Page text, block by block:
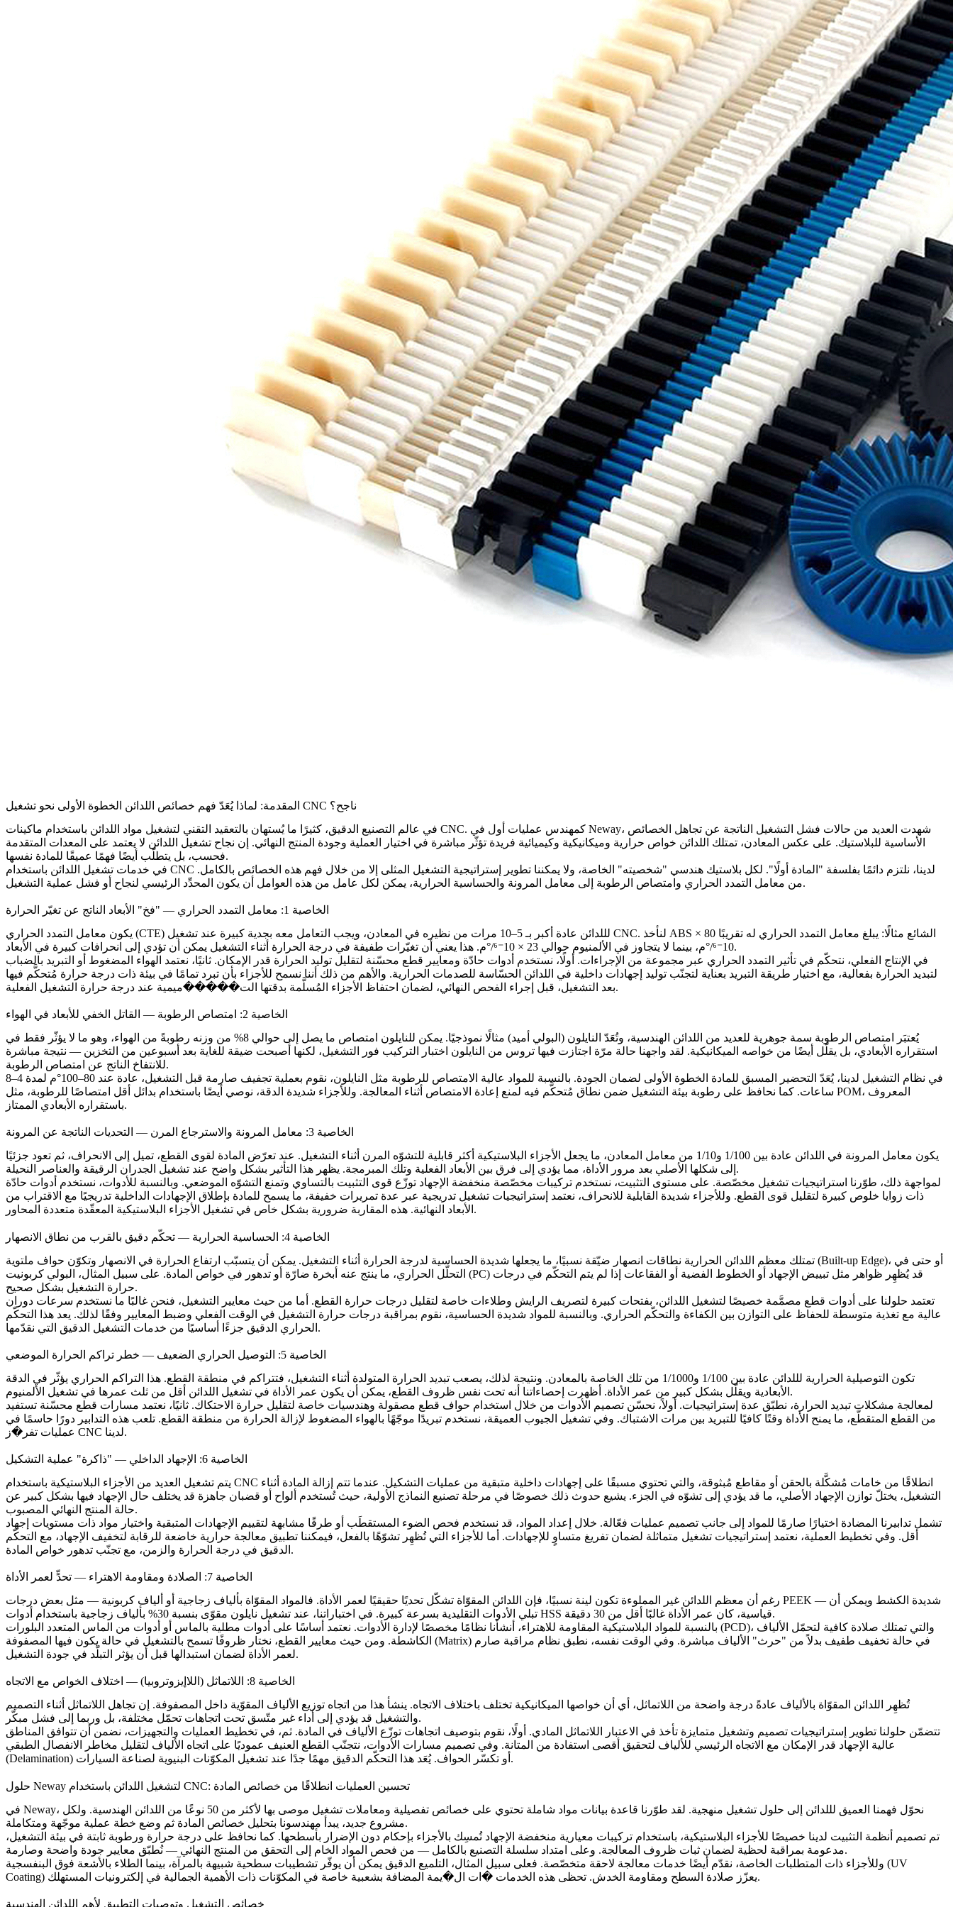
المقدمة: لماذا يُعَدّ فهم خصائص اللدائن الخطوة الأولى نحو تشغيل CNC ناجح؟
في عالم التصنيع الدقيق، كثيرًا ما يُستهان بالتعقيد التقني لتشغيل مواد اللدائن باستخدام ماكينات CNC. كمهندس عمليات أول في Neway، شهدت العديد من حالات فشل التشغيل الناتجة عن تجاهل الخصائص
الأساسية للبلاستيك. على عكس المعادن، تمتلك اللدائن خواص حرارية وميكانيكية وكيميائية فريدة تؤثّر مباشرة في اختيار العملية وجودة المنتج النهائي. إن نجاح تشغيل اللدائن لا يعتمد على المعدات المتقدمة
فحسب، بل يتطلّب أيضًا فهمًا عميقًا للمادة نفسها.
في خدمات تشغيل اللدائن باستخدام CNC
من معامل التمدد الحراري وامتصاص الرطوبة إلى معامل المرونة والحساسية الحرارية، يمكن لكل عامل من هذه العوامل أن يكون المحدِّد الرئيسي لنجاح أو فشل عملية التشغيل.
الخاصية 1: معامل التمدد الحراري — "فخ" الأبعاد الناتج عن تغيّر الحرارة
يكون معامل التمدد الحراري (CTE) لللدائن عادة أكبر بـ 5–10 مرات من نظيره في المعادن، ويجب التعامل معه بجدية كبيرة عند تشغيل CNC. لنأخذ ABS الشائع مثالًا: يبلغ معامل التمدد الحراري له تقريبًا 80 ×
10⁻⁶/°م، بينما لا يتجاوز في الألمنيوم حوالي 23 × 10⁻⁶/°م. هذا يعني أن تغيّرات طفيفة في درجة الحرارة أثناء التشغيل يمكن أن تؤدي إلى انحرافات كبيرة في الأبعاد.
في الإنتاج الفعلي، نتحكّم في تأثير التمدد الحراري عبر مجموعة من الإجراءات. أولًا، نستخدم أدوات حادّة ومعايير قطع محسّنة لتقليل توليد الحرارة قدر الإمكان. ثانيًا، نعتمد الهواء المضغوط أو التبريد بالضباب
لتبديد الحرارة بفعالية، مع اختيار طريقة التبريد بعناية لتجنّب توليد إجهادات داخلية في اللدائن الحسّاسة للصدمات الحرارية. والأهم من ذلك أننا نسمح للأجزاء بأن تبرد تمامًا في بيئة ذات درجة حرارة مُتحكَّم فيها
بعد التشغيل، قبل إجراء الفحص النهائي، لضمان احتفاظ الأجزاء المُسلَّمة بدقتها الت�����ميمية عند درجة حرارة التشغيل الفعلية.
الخاصية 2: امتصاص الرطوبة — القاتل الخفي للأبعاد في الهواء
يُعتبَر امتصاص الرطوبة سمة جوهرية للعديد من اللدائن الهندسية، وتُعَدّ النايلون (البولي أميد) مثالًا نموذجيًا. يمكن للنايلون امتصاص ما يصل إلى حوالي 8% من وزنه رطوبةً من الهواء، وهو ما لا يؤثّر فقط في
استقراره الأبعادي، بل يقلّل أيضًا من خواصه الميكانيكية. لقد واجهنا حالة مرّة اجتازت فيها تروس من النايلون اختبار التركيب فور التشغيل، لكنها أصبحت ضيقة للغاية بعد أسبوعين من التخزين — نتيجة مباشرة
للانتفاخ الناتج عن امتصاص الرطوبة.
في نظام التشغيل لدينا، يُعَدّ التحضير المسبق للمادة الخطوة الأولى لضمان الجودة. بالنسبة للمواد عالية الامتصاص للرطوبة مثل النايلون
، نقوم بعملية تجفيف صارمة قبل التشغيل، عادة عند 80–100°م لمدة 4–8
POM، المعروف
باستقراره الأبعادي الممتاز.
الخاصية 3: معامل المرونة والاسترجاع المرن — التحديات الناتجة عن المرونة
يكون معامل المرونة في اللدائن عادة بين 1/100 و1/10 من معامل المعادن، ما يجعل الأجزاء البلاستيكية أكثر قابلية للتشوّه المرن أثناء التشغيل. عند تعرّض المادة لقوى القطع، تميل إلى الانحراف، ثم تعود جزئيًا
إلى شكلها الأصلي بعد مرور الأداة، مما يؤدي إلى فرق بين الأبعاد الفعلية وتلك المبرمجة. يظهر هذا التأثير بشكل واضح عند تشغيل الجدران الرقيقة والعناصر النحيلة.
لمواجهة ذلك، طوّرنا استراتيجيات تشغيل مخصّصة. على مستوى التثبيت، نستخدم تركيبات مخصّصة منخفضة الإجهاد توزّع قوى التثبيت بالتساوي وتمنع التشوّه الموضعي. وبالنسبة للأدوات، نستخدم أدوات حادّة
ذات زوايا خلوص كبيرة لتقليل قوى القطع. وللأجزاء شديدة القابلية للانحراف، نعتمد إستراتيجيات تشغيل تدريجية عبر عدة تمريرات خفيفة، ما يسمح للمادة بإطلاق الإجهادات الداخلية تدريجيًا مع الاقتراب من
الأبعاد النهائية. هذه المقاربة ضرورية بشكل خاص في تشغيل الأجزاء البلاستيكية المعقّدة متعددة المحاور .
الخاصية 4: الحساسية الحرارية — تحكّم دقيق بالقرب من نطاق الانصهار
تمتلك معظم اللدائن الحرارية نطاقات انصهار ضيّقة نسبيًا، ما يجعلها شديدة الحساسية لدرجة الحرارة أثناء التشغيل. يمكن أن يتسبّب ارتفاع الحرارة في الانصهار وتكوّن حواف ملتوية (Built-up Edge)، أو حتى في
التحلّل الحراري، ما ينتج عنه أبخرة ضارّة أو تدهور في خواص المادة. على سبيل المثال، البولي كربونيت (PC)
حرارة التشغيل بشكل صحيح.
تعتمد حلولنا على أدوات قطع مصمَّمة خصيصًا لتشغيل اللدائن، بفتحات كبيرة لتصريف الرايش وطلاءات خاصة لتقليل درجات حرارة القطع. أما من حيث معايير التشغيل، فنحن غالبًا ما نستخدم سرعات دوران
عالية مع تغذية متوسطة للحفاظ على التوازن بين الكفاءة والتحكّم الحراري. وبالنسبة للمواد شديدة الحساسية، نقوم بمراقبة درجات حرارة التشغيل في الوقت الفعلي وضبط المعايير وفقًا لذلك. يعد هذا التحكّم
الحراري الدقيق جزءًا أساسيًا من خدمات التشغيل الدقيق التي نقدّمها.
الخاصية 5: التوصيل الحراري الضعيف — خطر تراكم الحرارة الموضعي
تكون التوصيلية الحرارية لللدائن عادة بين 1/100 و1/1000 من تلك الخاصة بالمعادن. ونتيجة لذلك، يصعب تبديد الحرارة المتولدة أثناء التشغيل، فتتراكم في منطقة القطع. هذا التراكم الحراري يؤثّر في الدقة
الأبعادية ويقلّل بشكل كبير من عمر الأداة. أظهرت إحصاءاتنا أنه تحت نفس ظروف القطع، يمكن أن يكون عمر الأداة في تشغيل اللدائن أقل من ثلث عمرها في تشغيل الألمنيوم.
لمعالجة مشكلات تبديد الحرارة، نطبّق عدة إستراتيجيات. أولاً، نحسّن تصميم الأدوات من خلال استخدام حواف قطع مصقولة وهندسيات خاصة لتقليل حرارة الاحتكاك. ثانيًا، نعتمد مسارات قطع محسّنة تستفيد
من القطع المتقطّع، ما يمنح الأداة وقتًا كافيًا للتبريد بين مرات الاشتباك. وفي تشغيل الجيوب العميقة، نستخدم تبريدًا موجّهًا بالهواء المضغوط لإزالة الحرارة من منطقة القطع. تلعب هذه التدابير دورًا حاسمًا في
عمليات تفر�ز CNC لدينا.
الخاصية 6: الإجهاد الداخلي — "ذاكرة" عملية التشكيل
يتم تشغيل العديد من الأجزاء البلاستيكية باستخدام CNC انطلاقًا من خامات مُشكَّلة بالحقن أو مقاطع مُبثوقة، والتي تحتوي مسبقًا على إجهادات داخلية متبقية من عمليات التشكيل. عندما تتم إزالة المادة أثناء
التشغيل، يختلّ توازن الإجهاد الأصلي، ما قد يؤدي إلى تشوّه في الجزء. يشيع حدوث ذلك خصوصًا في مرحلة تصنيع النماذج الأولية، حيث تُستخدم ألواح أو قضبان جاهزة قد يختلف حال الإجهاد فيها بشكل كبير عن
حالة المنتج النهائي المصبوب.
تشمل تدابيرنا المضادة اختيارًا صارمًا للمواد إلى جانب تصميم عمليات فعّالة. خلال إعداد المواد، قد نستخدم فحص الضوء المستقطَب أو طرقًا مشابهة لتقييم الإجهادات المتبقية واختيار مواد ذات مستويات إجهاد
أقل. وفي تخطيط العملية، نعتمد إستراتيجيات تشغيل متماثلة لضمان تفريغ متساوٍ للإجهادات. أما للأجزاء التي تُظهِر تشوّهًا بالفعل، فيمكننا تطبيق معالجة حرارية خاضعة للرقابة لتخفيف الإجهاد، مع التحكّم
الدقيق في درجة الحرارة والزمن، مع تجنّب تدهور خواص المادة.
الخاصية 7: الصلادة ومقاومة الاهتراء — تحدٍّ لعمر الأداة
PEEK — شديدة الكشط ويمكن أن
تبلي الأدوات التقليدية بسرعة كبيرة. في اختباراتنا، عند تشغيل نايلون مقوّى بنسبة 30% بألياف زجاجية باستخدام أدوات HSS قياسية، كان عمر الأداة غالبًا أقل من 30 دقيقة.
بالنسبة للمواد البلاستيكية المقاومة للاهتراء، أنشأنا نظامًا مخصصًا لإدارة الأدوات. نعتمد أساسًا على أدوات مطلية بالماس أو أدوات من الماس المتعدد البلورات (PCD)، والتي تمتلك صلادة كافية لتحمّل الألياف
الكاشطة. ومن حيث معايير القطع، نختار ظروفًا تسمح بالتشغيل في حالة يكون فيها المصفوفة (Matrix) في حالة تخفيف طفيف بدلاً من "حرث" الألياف مباشرة. وفي الوقت نفسه، نطبق نظام مراقبة صارم
لعمر الأداة لضمان استبدالها قبل أن يؤثر التبلّد في جودة التشغيل.
الخاصية 8: اللاتماثل (اللاإيزوتروبيا) — اختلاف الخواص مع الاتجاه
تُظهِر اللدائن المقوّاة بالألياف عادةً درجة واضحة من اللاتماثل، أي أن خواصها الميكانيكية تختلف باختلاف الاتجاه. ينشأ هذا من اتجاه توزيع الألياف المقوّية داخل المصفوفة. إن تجاهل اللاتماثل أثناء التصميم
والتشغيل قد يؤدي إلى أداء غير متّسق تحت اتجاهات تحمّل مختلفة، بل وربما إلى فشل مبكّر.
تتضمّن حلولنا تطوير إستراتيجيات تصميم وتشغيل متمايزة تأخذ في الاعتبار اللاتماثل المادي. أولًا، نقوم بتوصيف اتجاهات توزّع الألياف في المادة. ثم، في تخطيط العمليات والتجهيزات، نضمن أن تتوافق المناطق
عالية الإجهاد قدر الإمكان مع الاتجاه الرئيسي للألياف لتحقيق أقصى استفادة من المتانة. وفي تصميم مسارات الأدوات، نتجنّب القطع العنيف عموديًا على اتجاه الألياف لتقليل مخاطر الانفصال الطبقي
(Delamination) أو تكسّر الحواف. يُعَد هذا التحكّم الدقيق مهمًا جدًا عند تشغيل المكوّنات البنيوية لصناعة السيارات .
حلول Neway لتشغيل اللدائن باستخدام CNC: تحسين العمليات انطلاقًا من خصائص المادة
في Neway، نحوّل فهمنا العميق لللدائن إلى حلول تشغيل منهجية. لقد طوّرنا قاعدة بيانات مواد شاملة تحتوي على خصائص تفصيلية ومعاملات تشغيل موصى بها لأكثر من 50 نوعًا من اللدائن الهندسية. ولكل
مشروع جديد، يبدأ مهندسونا بتحليل خصائص المادة ثم وضع خطة عملية موجّهة ومتكاملة.
تم تصميم أنظمة التثبيت لدينا خصيصًا للأجزاء البلاستيكية، باستخدام تركيبات معيارية منخفضة الإجهاد تُمسِك بالأجزاء بإحكام دون الإضرار بأسطحها. كما نحافظ على درجة حرارة ورطوبة ثابتة في بيئة التشغيل،
مدعومة بمراقبة لحظية لضمان ثبات ظروف المعالجة. وعلى امتداد سلسلة التصنيع بالكامل — من فحص المواد الخام إلى التحقق من المنتج النهائي — نُطبّق معايير جودة واضحة وصارمة.
وللأجزاء ذات المتطلبات الخاصة، نقدّم أيضًا خدمات معالجة لاحقة متخصّصة. فعلى سبيل المثال، التلميع الدقيق يمكن أن يوفّر تشطيبات سطحية شبيهة بالمرآة، بينما الطلاء بالأشعة فوق البنفسجية (UV
Coating)
يعزّز صلادة السطح ومقاومة الخدش. تحظى هذه الخدمات �ات ال�يمة المضافة بشعبية خاصة في المكوّنات ذات الأهمية الجمالية في إلكترونيات المستهلك .
خصائص التشغيل وتوصيات التطبيق لأهم اللدائن الهندسية